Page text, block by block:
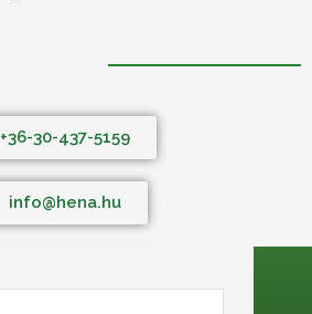
+36-30-437-5159
info@hena.hu